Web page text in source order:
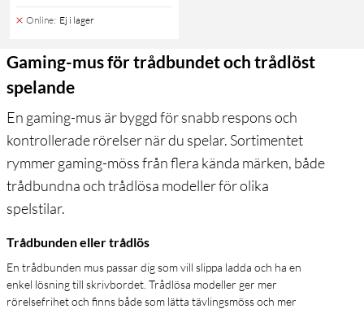
Online: Ej i lager
Gaming-mus för trådbundet och trådlöst
spelande
En gaming-mus är byggd för snabb respons och
kontrollerade rörelser när du spelar. Sortimentet
rymmer gaming-möss från flera kända märken, både
trådbundna och trådlösa modeller för olika
spelstilar.
Trådbunden eller trådlös
En trådbunden mus passar dig som vill slippa ladda och ha en
enkel lösning till skrivbordet. Trådlösa modeller ger mer
rörelsefrihet och finns både som lätta tävlingsmöss och mer